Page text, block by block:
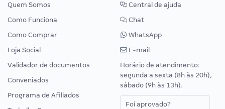
Quem Somos
Como Funciona
Como Comprar
Loja Social
Validador de documentos
Conveniados
Programa de Afiliados
Central de ajuda
Chat
WhatsApp
E-mail
Horário de atendimento:
segunda a sexta (8h às 20h),
sábado (9h às 13h).
Foi aprovado?